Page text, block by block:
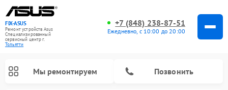
FIX-ASUS
Ремонт устройств Asus
Специализированный
cервисный центр г.
Тольятти
+7 (848) 238-87-51
Ежедневно, с 10:00 до 20:00
Мы ремонтируем Позвонить